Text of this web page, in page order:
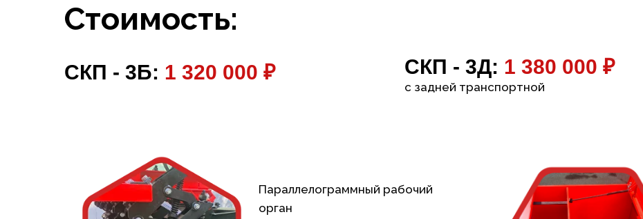
Стоимость:
с задней транспортной
СКП - 3Б: 1 320 000 ₽ СКП - 3Д: 1 380 000 ₽
Параллелограммный рабочий
орган